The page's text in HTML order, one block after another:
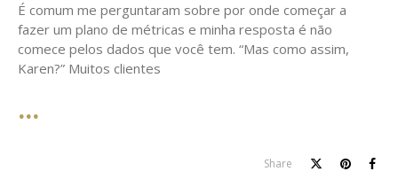
É comum me perguntaram sobre por onde começar a
fazer um plano de métricas e minha resposta é não
comece pelos dados que você tem. “Mas como assim,
Karen?” Muitos clientes
Share